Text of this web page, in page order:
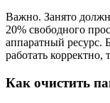
Важно. Занято
20% свободного
аппаратный ресурс.
работать корректно,
Как очистить